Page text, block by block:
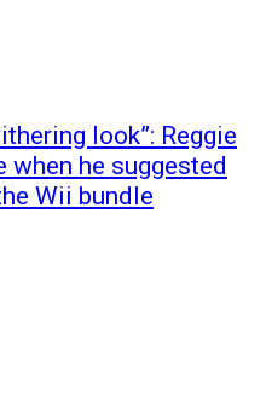
look”: Reggie
he suggested
Wii bundle